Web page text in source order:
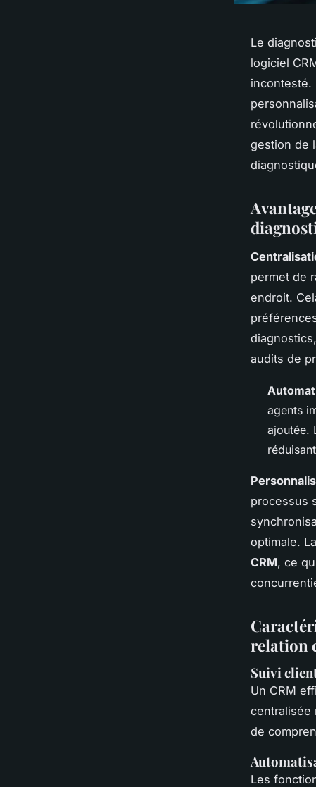
Le
logiciel
incontesté.
gestion de
permet de
endroit.
audits de
agents
ajoutée.
processus
optimale.
CRM, ce
relation
Suivi
Un CRM
centralisée
de
Les